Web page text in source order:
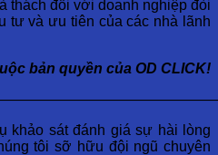
thách đối với doanh nghiệp đòi
tư và ưu tiên của các nhà lãnh
bản quyền của OD CLICK!
khảo sát đánh giá sự hài lòng
tôi sỡ hữu đội ngũ chuyên